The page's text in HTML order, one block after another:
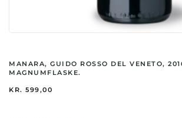
MANARA, GUIDO ROSSO DEL VENETO,
MAGNUMFLASKE.
KR. 599,00